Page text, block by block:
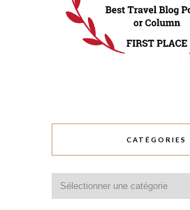
CATÉGORIES